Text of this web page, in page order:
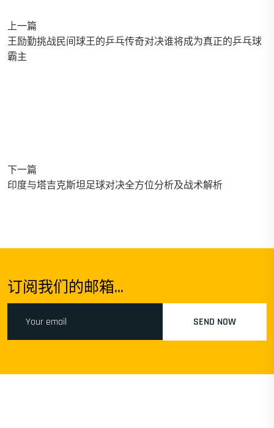
上一篇
王励勤挑战民间球王的乒乓传奇对决谁将成为真正的乒乓球
霸主
下一篇
印度与塔吉克斯坦足球对决全方位分析及战术解析
订阅我们的邮箱...
SEND NOW